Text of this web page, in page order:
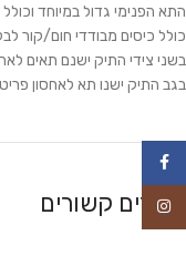
התא הפנימי גדול במיוחד וכולל תא רשת גדול, תא
כולל כיסים מבודדי חום/קור
בשני צידי התיק ישנם תאים
בגב התיק ישנו תא לאחסון
מוצרים קשורים
אינסטגרם